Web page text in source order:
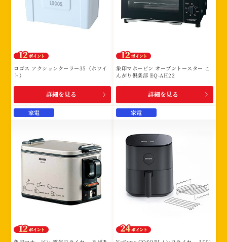
ロゴス アクションクーラー35（ホワイ
ト）
詳細を見る
象印マホービン オーブントースター こ
んがり倶楽部 EQ-AH22
詳細を見る
家電 家電